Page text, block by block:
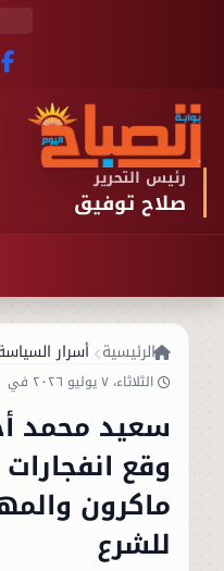
رئيس التحرير
صلاح توفيق
الرئيسية أسرار
الثلاثاء، ٧ يوليو ٢٠٢٦ في ٠٢:٠١ م
سعيد محمد
وقع
ماكرون
للشرع